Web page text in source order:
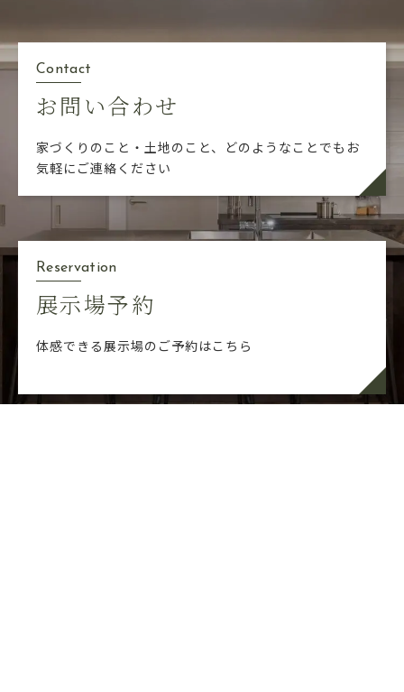
Contact
お問い合わせ
家づくりのこと・土地のこと、どのようなことでも お
気軽にご連絡ください
Reservation
展示場予約
体感できる展示場のご予約はこちら